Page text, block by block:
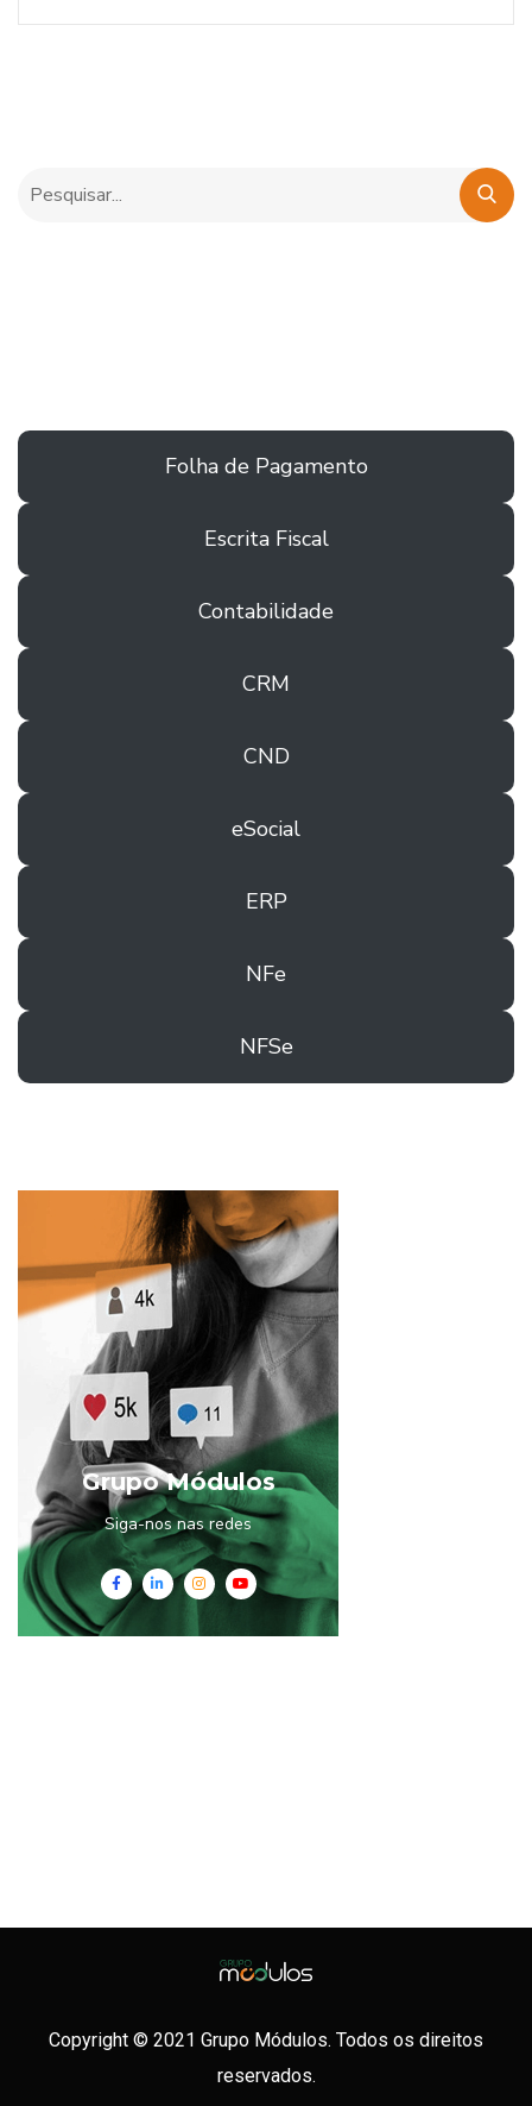
Folha de Pagamento
Escrita Fiscal
Contabilidade
CRM
CND
eSocial
ERP
NFe
NFSe
Grupo Módulos
Siga-nos nas redes
Copyright © 2021 Grupo Módulos. Todos os direitos
reservados.